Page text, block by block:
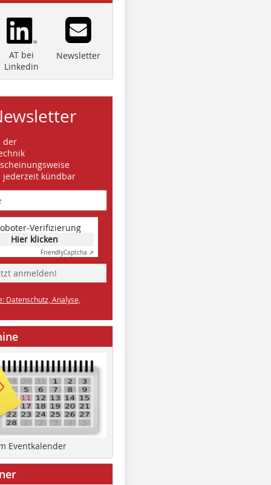
AT bei
Linkedin
Newsletter
der
jederzeit kündbar
Verifizierung
Hier klicken
FriendlyCaptcha ⇗
anmelden!
Datenschutz, Analyse,
Eventkalender